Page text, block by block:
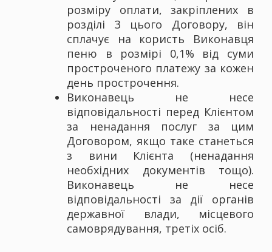
розміру оплати, закріплених в
розділі 3 цього Договору, він
сплачує на користь Виконавця
пеню в розмірі 0,1% від суми
простроченого платежу за кожен
день прострочення.
Виконавець не несе
відповідальності перед Клієнтом
за ненадання послуг за цим
Договором, якщо таке станеться
з вини Клієнта (ненадання
необхідних документів тощо).
Виконавець не несе
відповідальності за дії органів
державної влади, місцевого
самоврядування, третіх осіб.